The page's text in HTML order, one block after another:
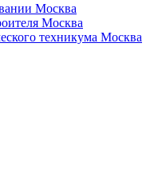
Москва
Москва
техникума Москва